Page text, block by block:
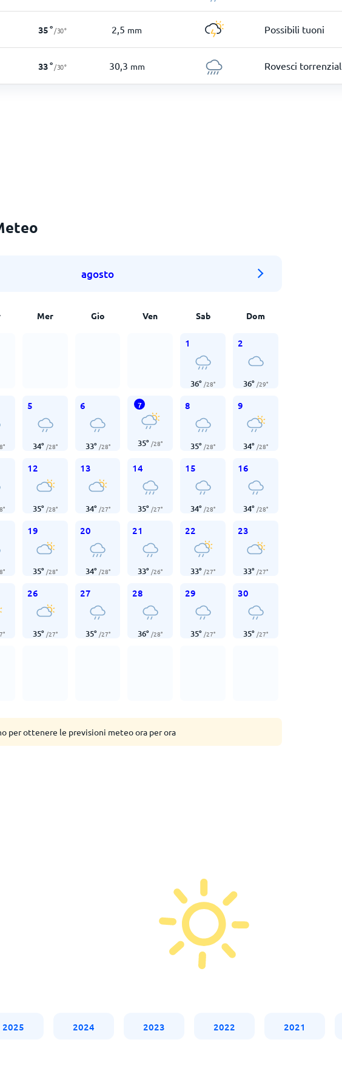
35° /30° 2,5 mm Possibili tuoni
33° /30° 30,3 mm Rovesci
agosto
Mer Gio Ven Sab Dom
1
36° /28°
2
36° /29°
°
5
34° /28°
6
33° /28°
7
35° /28°
8
35° /28°
9
34° /28°
°
12
35° /28°
13
34° /27°
14
35° /27°
15
34° /28°
16
34° /28°
°
19
35° /28°
20
34° /28°
21
33° /26°
22
33° /27°
23
33° /27°
°
26
35° /27°
27
35° /27°
28
36° /28°
29
35° /27°
30
35° /27°
per ottenere le previsioni meteo ora per ora
2025 2024 2023 2022 2021